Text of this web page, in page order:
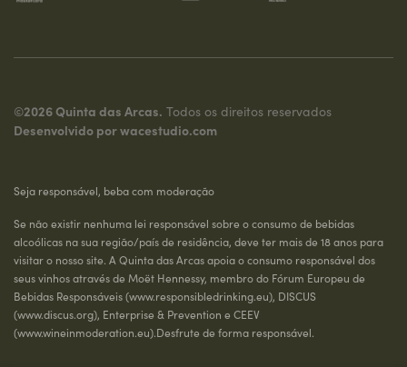
©2026 Quinta das Arcas. Todos os direitos reservados
Desenvolvido porwacestudio.com
Seja responsável, beba com moderação
Se não existir nenhuma lei responsável sobre o consumo de bebidas
alcoólicas na sua região/país de residência, deve ter mais de 18 anos para
visitar o nosso site. A Quinta das Arcas apoia o consumo responsável dos
seus vinhos através de Moët Hennessy, membro do Fórum Europeu de
Bebidas Responsáveis (www.responsibledrinking.eu), DISCUS
(www.discus.org), Enterprise & Prevention e CEEV
(www.wineinmoderation.eu).Desfrute de forma responsável.